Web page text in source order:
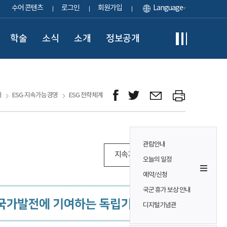
수어 콘텐츠 로그인 회원가입 Language
학술 소식 소개 정보공개
관람안내
오늘의 일정
예약/신청
국군 휴가 보상 안내
디지털기념관
ESG·지속가능경영 ESG 전략체계
지속가능경영 보고서